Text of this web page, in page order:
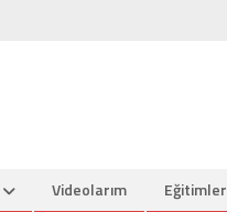
Videolarım Eğitimler